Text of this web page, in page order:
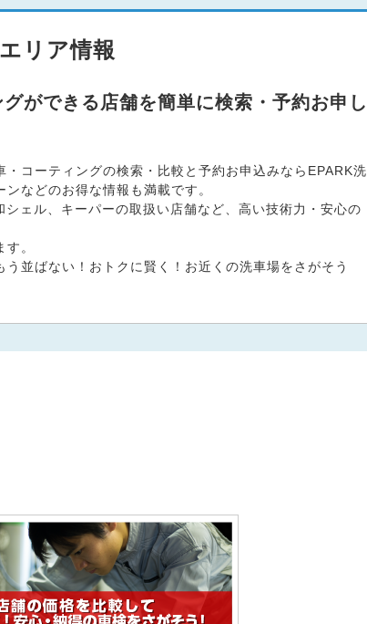
リア情報
ができる店舗を簡単に検索・予約お申し
コーティングの検索・比較と予約お申込みならEPARK洗
などのお得な情報も満載です。
ェル、キーパーの取扱い店舗など、高い技術力・安心の
。
並ばない！おトクに賢く！お近くの洗車場をさがそう